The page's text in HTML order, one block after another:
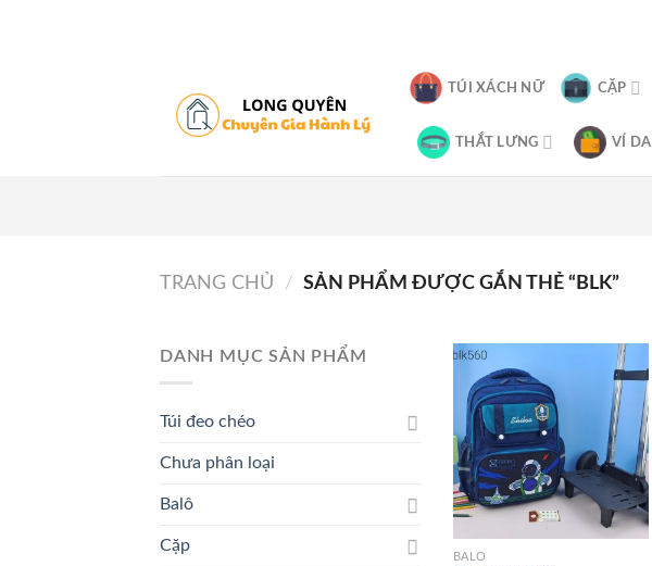
TÚI XÁCH NỮ CẶP
THẮT LƯNG VÍ DA
TRANG CHỦ / SẢN PHẨM ĐƯỢC GẮN THẺ “BLK”
DANH MỤC SẢN PHẨM
Túi đeo chéo
Chưa phân loại
Balô
Cặp
BALÔ